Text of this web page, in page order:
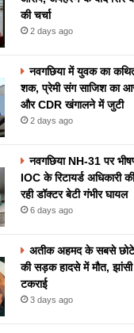
की चर्चा
2 days ago
नवगछिया में युवक का
शक, प्रेमी संग साजिश का
और CDR खंगालने में जुटी
2 days ago
नवगछिया NH-31 पर
IOC के रिटायर्ड अधिकारी
रही डॉक्टर बेटी गंभीर घायल
6 days ago
अतीक अहमद के सबसे
की सड़क हादसे में मौत,
टकराई
3 days ago